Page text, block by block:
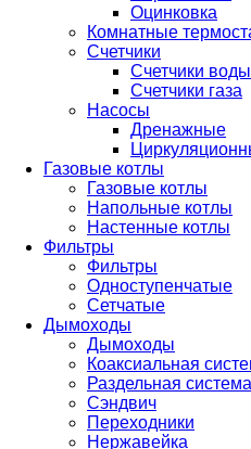
Оцинковка
Комнатные
Счетчики
Счетчики воды
Счетчики газа
Насосы
Дренажные
Газовые котлы
Газовые котлы
Напольные котлы
Настенные котлы
Фильтры
Фильтры
Одноступенчатые
Сетчатые
Дымоходы
Дымоходы
Коаксиальная
Раздельная
Сэндвич
Переходники
Нержавейка